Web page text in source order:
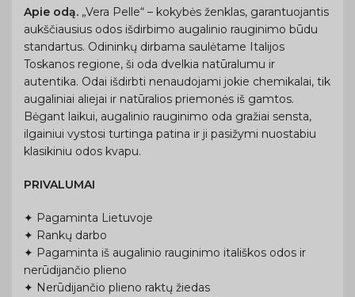
Apie odą. „Vera Pelle“ – kokybės ženklas, garantuojantis
aukščiausius odos išdirbimo augalinio rauginimo būdu
standartus. Odininkų dirbama saulėtame Italijos
Toskanos regione, ši oda dvelkia natūralumu ir
autentika. Odai išdirbti nenaudojami jokie chemikalai, tik
augaliniai aliejai ir natūralios priemonės iš gamtos.
Bėgant laikui, augalinio rauginimo oda gražiai sensta,
ilgainiui vystosi turtinga patina ir ji pasižymi nuostabiu
klasikiniu odos kvapu.
PRIVALUMAI
✦ Pagaminta Lietuvoje
✦ Rankų darbo
✦ Pagaminta iš augalinio rauginimo itališkos odos ir
nerūdijančio plieno
✦ Nerūdijančio plieno raktų žiedas